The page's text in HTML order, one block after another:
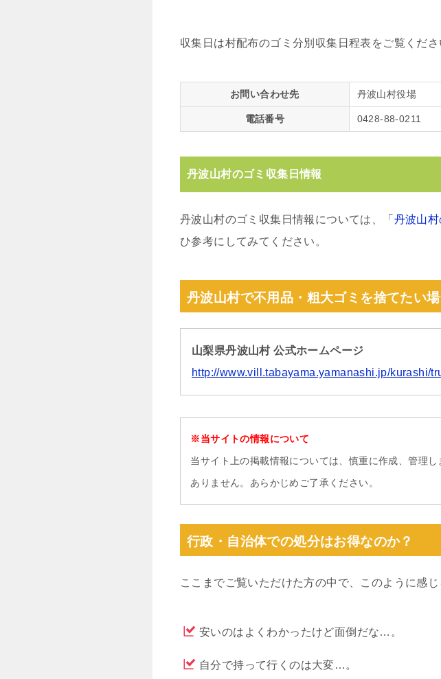
収集日は村配布のゴミ分別収集日程表をご覧くだ
お問い合わせ先 丹波山村役場
電話番号 0428-88-0211
丹波山村のゴミ収集日情報
丹波山村のゴミ収集日情報については、「 丹波山村
ひ参考にしてみてください。
丹波山村で不用品・粗大ゴミを捨てたい
山梨県丹波山村 公式ホームページ
http://www.vill.tabayama.yamanashi.jp/kurashi/
※当サイトの情報について
当サイト上の掲載情報については、慎重に作成、管理
ありません。あらかじめご了承ください。
行政・自治体での処分はお得なのか？
ここまでご覧いただけた方の中で、このように感
安いのはよくわかったけど面倒だな…。
自分で持って行くのは大変…。